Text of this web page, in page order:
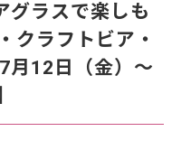
グラスで楽しも
クラフトビア・
12日（金）～